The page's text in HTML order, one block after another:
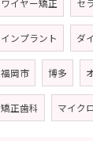
ワイヤー矯正 セ
インプラント ダ
福岡市 博多
矯正歯科 マイク